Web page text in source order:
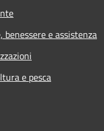
benessere e assistenza
e pesca